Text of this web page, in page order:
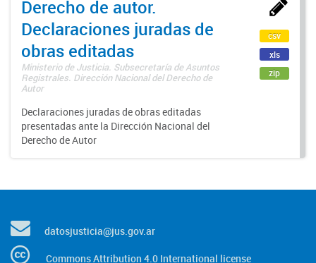
Derecho de autor.
Declaraciones juradas de
obras editadas
Ministerio de Justicia. Subsecretaría de Asuntos
Registrales. Dirección Nacional del Derecho de
Autor
Declaraciones juradas de obras editadas
presentadas ante la Dirección Nacional del
Derecho de Autor
csv
xls
zip
datosjusticia@jus.gov.ar
Commons Attribution 4.0 International license